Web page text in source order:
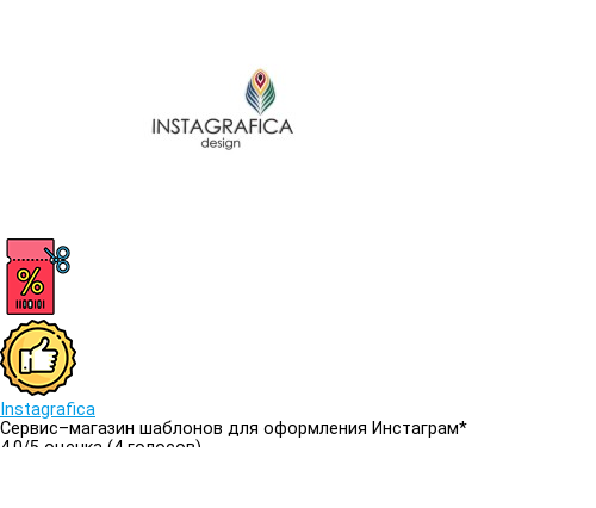
Instagrafica
Сервис–магазин шаблонов для оформления Инстаграм*
4.0/5 оценка (4 голосов)